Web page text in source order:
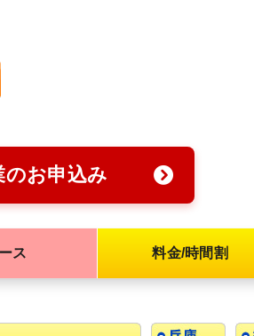
のお申込み
ス 料金/時間割